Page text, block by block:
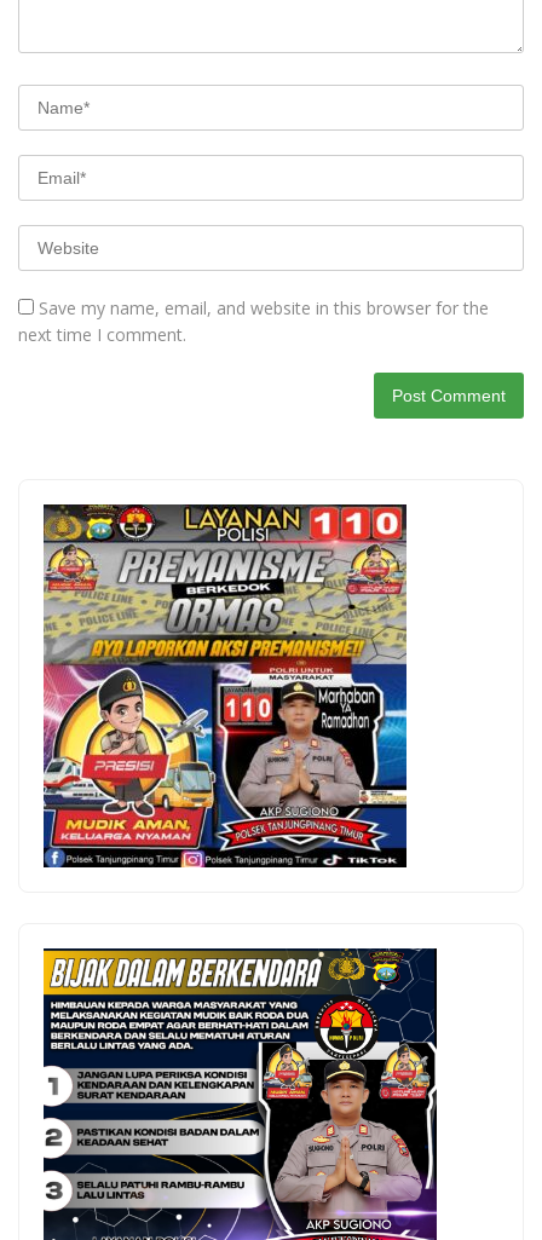
Save my name, email, and website in this browser for the
next time I comment.